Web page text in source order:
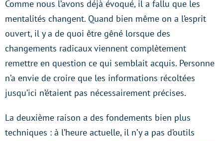
Comme nous l’avons déjà évoqué, il a fallu que les
mentalités changent. Quand bien même on a l’esprit
ouvert, il y a de quoi être gêné lorsque des
changements radicaux viennent complètement
remettre en question ce qui semblait acquis. Personne
n’a envie de croire que les informations récoltées
jusqu’ici n’étaient pas nécessairement précises.
La deuxième raison a des fondements bien plus
techniques : à l’heure actuelle, il n’y a pas d’outils